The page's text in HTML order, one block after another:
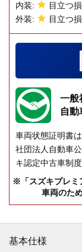
内装:
目立つ
外装:
目立つ
一般
自
車両状態証明書
社団法人自動車
キ認定中古車制
※「スズキプレミ
車両のた
基本仕様